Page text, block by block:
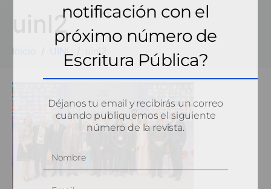
uinl2
Inicio UINL uinl2
notificación con el
próximo número de
Escritura Pública?
Déjanos tu email y recibirás un correo
cuando publiquemos el siguiente
número de la revista.